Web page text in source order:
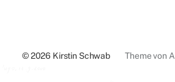
© 2026 Kirstin Schwab Theme von